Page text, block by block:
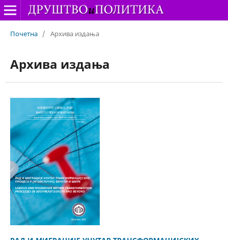
Почетна / Архива издања
Архива издања